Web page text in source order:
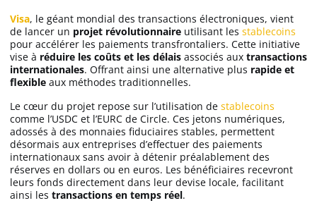
Visa, le géant mondial des transactions électroniques, vient
de lancer un projet révolutionnaire utilisant les stablecoins
pour accélérer les paiements transfrontaliers. Cette initiative
vise à réduire les coûts et les délais associés aux transactions
internationales. Offrant ainsi une alternative plus rapide et
flexible aux méthodes traditionnelles.
Le cœur du projet repose sur l’utilisation de stablecoins
comme l’USDC et l’EURC de Circle. Ces jetons numériques,
adossés à des monnaies fiduciaires stables, permettent
désormais aux entreprises d’effectuer des paiements
internationaux sans avoir à détenir préalablement des
réserves en dollars ou en euros. Les bénéficiaires recevront
leurs fonds directement dans leur devise locale, facilitant
ainsi les transactions en temps réel.